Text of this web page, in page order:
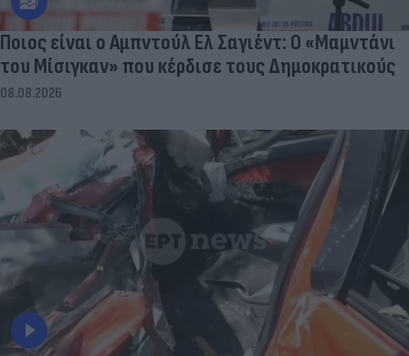
Ποιος είναι ο Αμπντούλ Ελ Σαγιέντ: Ο «Μαμντάνι
του Μίσιγκαν» που κέρδισε τους Δημοκρατικούς
08.08.2026